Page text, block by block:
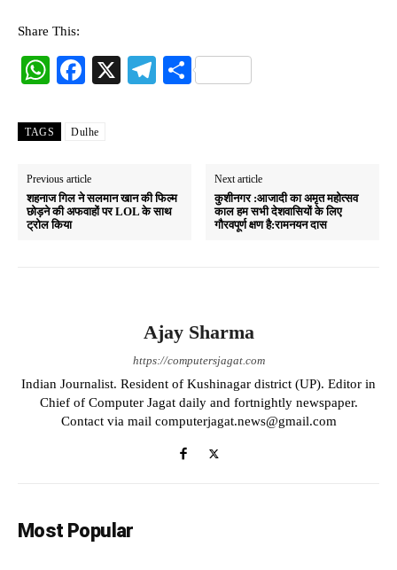
Share This:
W
ts
pp
Fa
bo
X
Te
m
S
TAGS Dulhe
Previous article
शहनाज गिल ने सलमान खान की फिल्म
छोड़ने की अफवाहों पर LOL के साथ
ट्रोल किया
Next article
कुशीनगर :आजादी का अमृत महोत्सव
काल हम सभी देशवासियों के लिए
गौरवपूर्ण क्षण है:रामनयन दास
Ajay Sharma
https://computersjagat.com
Indian Journalist. Resident of Kushinagar district (UP). Editor in
Chief of Computer Jagat daily and fortnightly newspaper.
Contact via mail computerjagat.news@gmail.com
Most Popular